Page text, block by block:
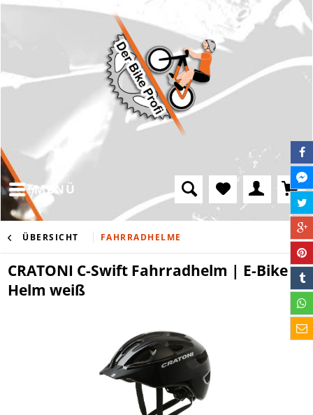
MENÜ
ÜBERSICHT FAHRRADHELME
CRATONI C-Swift Fahrradhelm | E-Bike
Helm weiß